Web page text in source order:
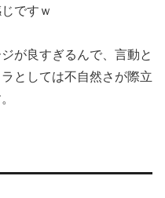
ですｗ
が良すぎるんで、言動と
としては不自然さが際立